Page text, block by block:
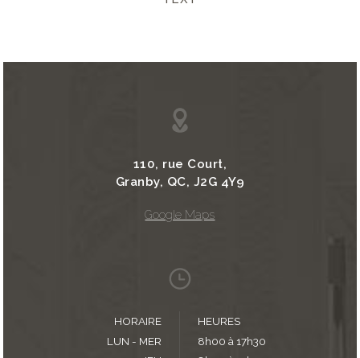
110, rue Court,
Granby, QC, J2G 4Y9
Google Maps
HORAIRE
HEURES
LUN - MER
8h00 à 17h30